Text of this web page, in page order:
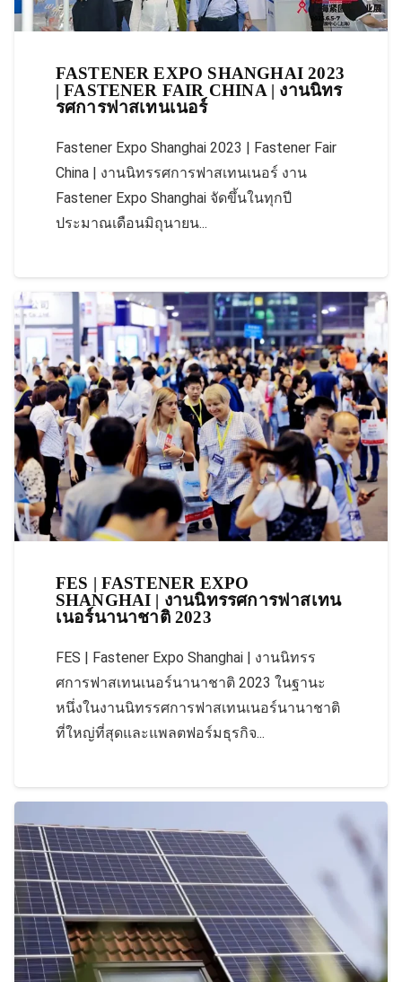
FASTENER EXPO SHANGHAI 2023
| FASTENER FAIR CHINA | งานนิทร
รศการฟาสเทนเนอร์
Fastener Expo Shanghai 2023 | Fastener Fair
China | งานนิทรรศการฟาสเทนเนอร์ งาน
Fastener Expo Shanghai จัดขึ้นในทุกปี
ประมาณเดือนมิถุนายน...
FES | FASTENER EXPO
SHANGHAI | งานนิทรรศการฟาสเทน
เนอร์นานาชาติ 2023
FES | Fastener Expo Shanghai | งานนิทรร
ศการฟาสเทนเนอร์นานาชาติ 2023 ในฐานะ
หนึ่งในงานนิทรรศการฟาสเทนเนอร์นานาชาติ
ที่ใหญ่ที่สุดและแพลตฟอร์มธุรกิจ...